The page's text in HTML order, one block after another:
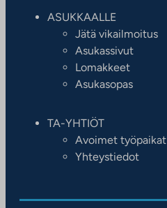
ASUKKAALLE
Jätä vikailmoitus
Asukassivut
Lomakkeet
Asukasopas
TA-YHTIÖT
Avoimet työpaikat
Yhteystiedot